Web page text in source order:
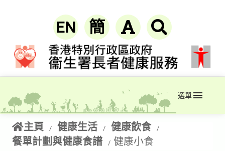
EN 簡
選單
主頁 健康生活
健康飲食
餐單計劃與健康食譜
健康小食